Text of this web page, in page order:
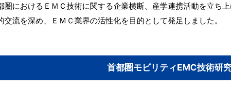
におけるＥＭＣ技術に関する企業横断、産学連携活動を立ち
交流を深め、ＥＭＣ業界の活性化を目的として発足しました。
首都圏モビリティEMC技術研